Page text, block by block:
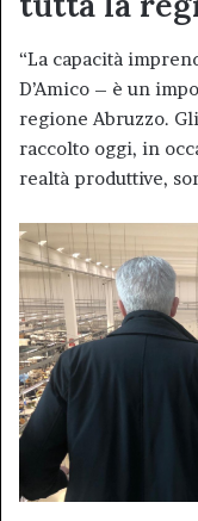
“La capacità
D’Amico – è un
regione Abruzzo.
raccolto oggi, in
realtà produttive,